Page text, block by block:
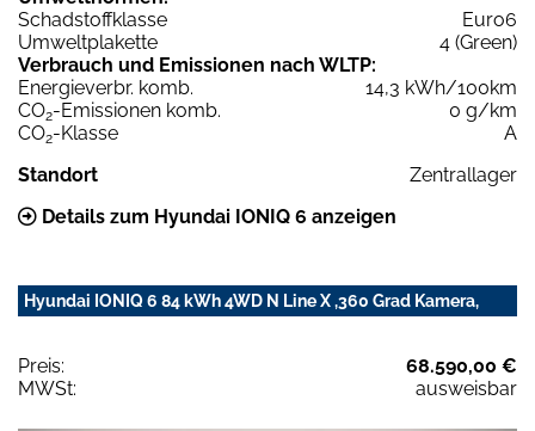
Schadstoffklasse
Euro6
Umweltplakette
4 (Green)
Verbrauch und Emissionen nach WLTP:
Energieverbr. komb.
14,3 kWh/100km
CO2-Emissionen komb.
0 g/km
CO2-Klasse
A
Standort
Zentrallager
Details zum Hyundai IONIQ 6 anzeigen
Hyundai IONIQ 6 84 kWh 4WD N Line X ,360 Grad Kamera,
Preis:
68.590,00 €
MWSt:
ausweisbar